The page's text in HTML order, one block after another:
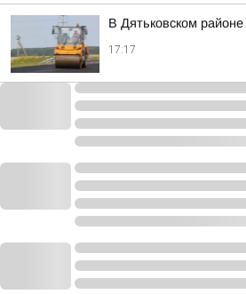
В Дятьковском
17:17